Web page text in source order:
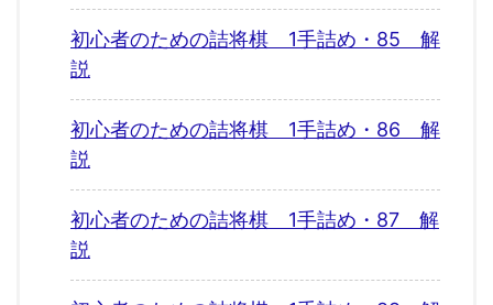
初心者のための詰将棋 1手詰め・85 解
説
初心者のための詰将棋 1手詰め・86 解
説
初心者のための詰将棋 1手詰め・87 解
説